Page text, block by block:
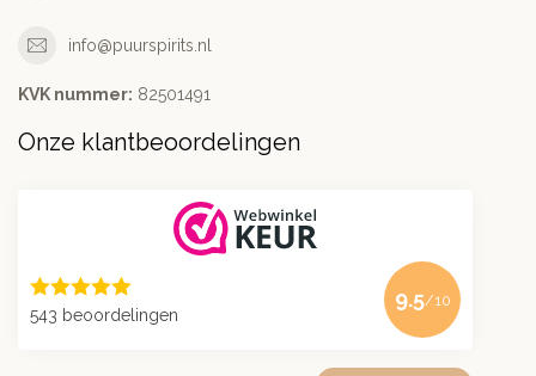
info@puurspirits.nl
KVK nummer: 82501491
Onze klantbeoordelingen
543 beoordelingen
9.5/10